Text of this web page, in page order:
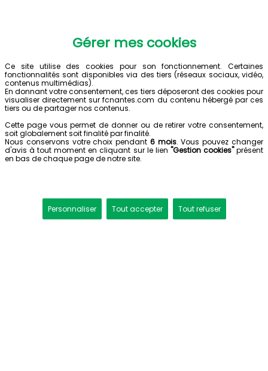
Gérer mes cookies
Ce site utilise des cookies pour son fonctionnement. Certaines
fonctionnalités sont disponibles via des tiers (réseaux sociaux, vidéo,
contenus multimédias).
En donnant votre consentement, ces tiers déposeront des cookies pour
visualiser directement sur fcnantes.com du contenu hébergé par ces
tiers ou de partager nos contenus.
Cette page vous permet de donner ou de retirer votre consentement,
soit globalement soit finalité par finalité.
Nous conservons votre choix pendant 6 mois. Vous pouvez changer
d'avis à tout moment en cliquant sur le lien "Gestion cookies"présent
en bas de chaque page de notre site.
Personnaliser Tout accepter Tout refuser